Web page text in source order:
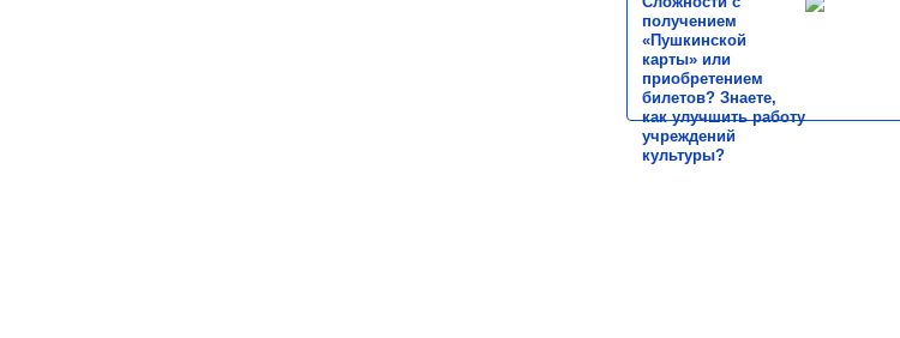
получением
«Пушкинской
карты» или
приобретением
билетов? Знаете,
как улучшить работу
учреждений
культуры?